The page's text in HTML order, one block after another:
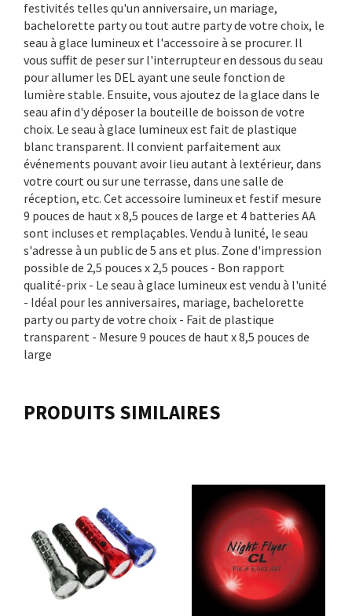
festivités telles qu'un anniversaire, un mariage,
bachelorette party ou tout autre party de votre choix, le
seau à glace lumineux et l'accessoire à se procurer. Il
vous suffit de peser sur l'interrupteur en dessous du seau
pour allumer les DEL ayant une seule fonction de
lumière stable. Ensuite, vous ajoutez de la glace dans le
seau afin d'y déposer la bouteille de boisson de votre
choix. Le seau à glace lumineux est fait de plastique
blanc transparent. Il convient parfaitement aux
événements pouvant avoir lieu autant à lextérieur, dans
votre court ou sur une terrasse, dans une salle de
réception, etc. Cet accessoire lumineux et festif mesure
9 pouces de haut x 8,5 pouces de large et 4 batteries AA
sont incluses et remplaçables. Vendu à lunité, le seau
s'adresse à un public de 5 ans et plus. Zone d'impression
possible de 2,5 pouces x 2,5 pouces - Bon rapport
qualité-prix - Le seau à glace lumineux est vendu à l'unité
- Idéal pour les anniversaires, mariage, bachelorette
party ou party de votre choix - Fait de plastique
transparent - Mesure 9 pouces de haut x 8,5 pouces de
large
PRODUITS SIMILAIRES